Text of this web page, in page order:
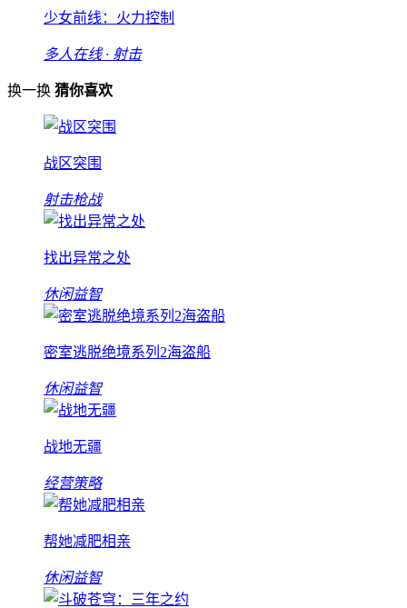
少女前线：火力控制
多人在线 · 射击
换一换 猜你喜欢
战区突围
射击枪战
找出异常之处
休闲益智
密室逃脱绝境系列2海盗船
休闲益智
战地无疆
经营策略
帮她减肥相亲
休闲益智